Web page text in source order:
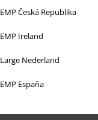
EMP Česká Republika
EMP Ireland
Large Nederland
EMP España